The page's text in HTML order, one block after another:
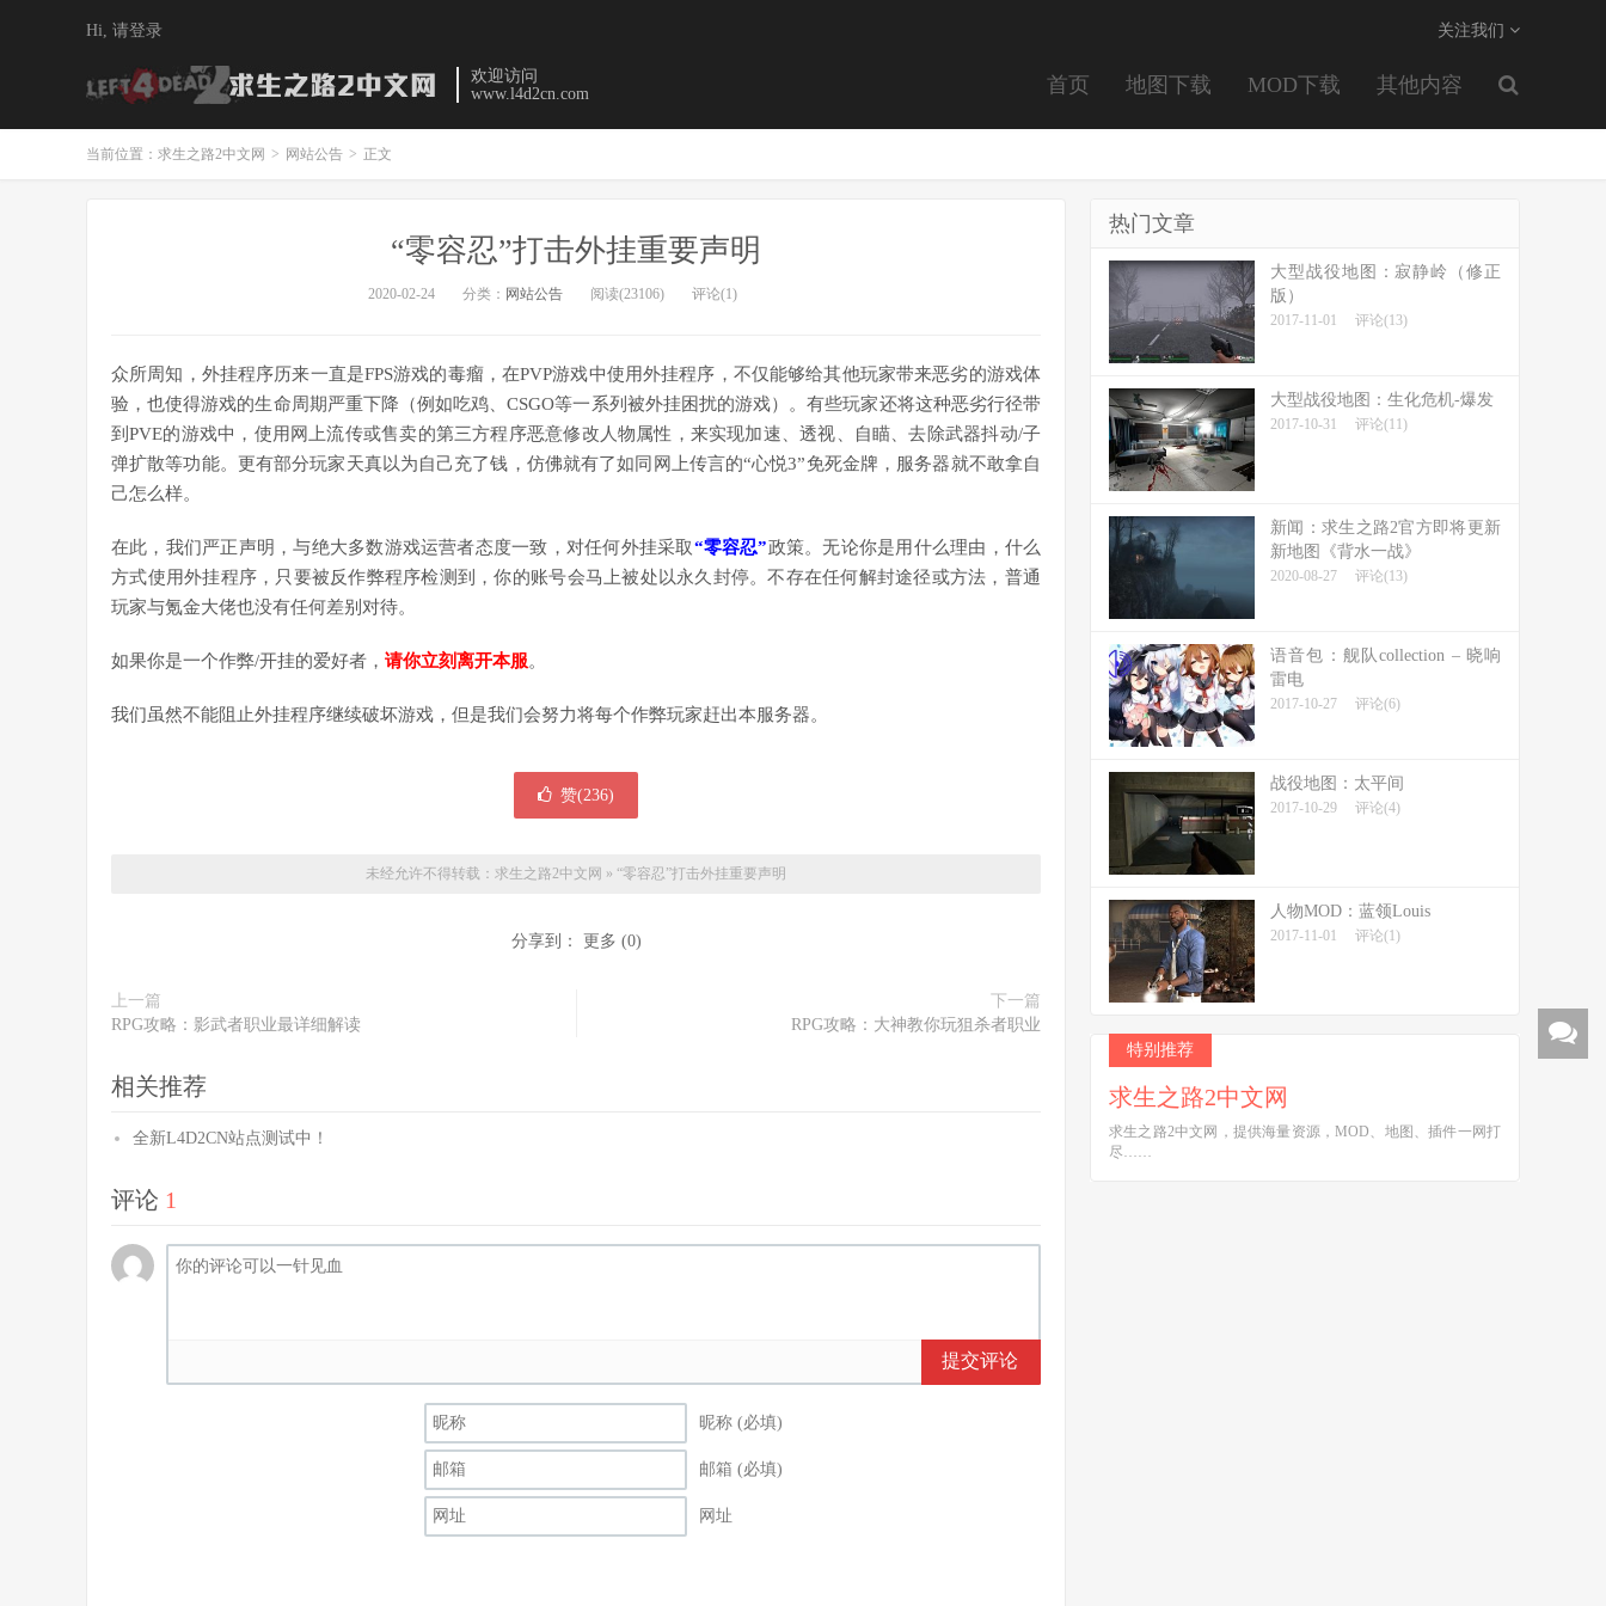
欢迎访问
www.l4d2cn.com
首页 地图下载 MOD下载 其他内容
关注我们
Hi, 请登录
当前位置： 求生之路2中文网 > 网站公告 > 正文
“零容忍”打击外挂重要声明
2020-02-24 分类： 网站公告 阅读(23106) 评论(1)
众所周知，外挂程序历来一直是FPS游戏的毒瘤，在PVP游戏中使用外挂程序，不仅能够给其他玩家带来恶劣的游戏体
验，也使得游戏的生命周期严重下降（例如吃鸡、CSGO等一系列被外挂困扰的游戏）。有些玩家还将这种恶劣行径带
到PVE的游戏中，使用网上流传或售卖的第三方程序恶意修改人物属性，来实现加速、透视、自瞄、去除武器抖动/子
弹扩散等功能。更有部分玩家天真以为自己充了钱，仿佛就有了如同网上传言的“心悦3”免死金牌，服务器就不敢拿自
己怎么样。
在此，我们严正声明，与绝大多数游戏运营者态度一致，对任何外挂采取“零容忍”政策。无论你是用什么理由，什么
方式使用外挂程序，只要被反作弊程序检测到，你的账号会马上被处以永久封停。不存在任何解封途径或方法，普通
玩家与氪金大佬也没有任何差别对待。
如果你是一个作弊/开挂的爱好者， 请你立刻离开本服。
我们虽然不能阻止外挂程序继续破坏游戏，但是我们会努力将每个作弊玩家赶出本服务器。
赞(236)
未经允许不得转载： 求生之路2中文网 » “零容忍”打击外挂重要声明
分享到： 更多 (0)
上一篇
RPG攻略：影武者职业最详细解读
下一篇
RPG攻略：大神教你玩狙杀者职业
相关推荐
全新L4D2CN站点测试中！
评论 1
提交评论
昵称 (必填)
邮箱 (必填)
网址
热门文章
大型战役地图：寂静岭（修正
版）
2017-11-01 评论(13)
大型战役地图：生化危机-爆发
2017-10-31 评论(11)
新闻：求生之路2官方即将更新
新地图《背水一战》
2020-08-27 评论(13)
语音包：舰队collection – 晓响
雷电
2017-10-27 评论(6)
战役地图：太平间
2017-10-29 评论(4)
人物MOD：蓝领Louis
2017-11-01 评论(1)
特别推荐
求生之路2中文网
求生之路2中文网，提供海量资源，MOD、地图、插件一网打
尽……